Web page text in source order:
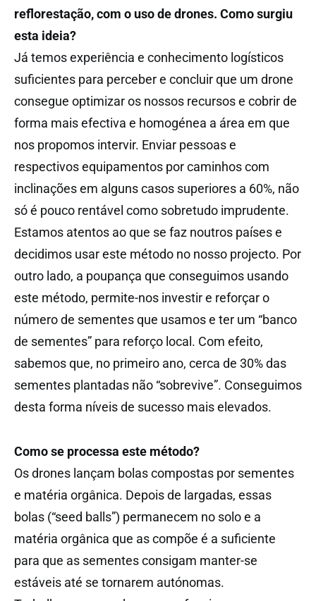
reflorestação, com o uso de drones. Como surgiu
esta ideia?
Já temos experiência e conhecimento logísticos
suficientes para perceber e concluir que um drone
consegue optimizar os nossos recursos e cobrir de
forma mais efectiva e homogénea a área em que
nos propomos intervir. Enviar pessoas e
respectivos equipamentos por caminhos com
inclinações em alguns casos superiores a 60%, não
só é pouco rentável como sobretudo imprudente.
Estamos atentos ao que se faz noutros países e
decidimos usar este método no nosso projecto. Por
outro lado, a poupança que conseguimos usando
este método, permite-nos investir e reforçar o
número de sementes que usamos e ter um “banco
de sementes” para reforço local. Com efeito,
sabemos que, no primeiro ano, cerca de 30% das
sementes plantadas não “sobrevive”. Conseguimos
desta forma níveis de sucesso mais elevados.
Como se processa este método?
Os drones lançam bolas compostas por sementes
e matéria orgânica. Depois de largadas, essas
bolas (“seed balls”) permanecem no solo e a
matéria orgânica que as compõe é a suficiente
para que as sementes consigam manter-se
estáveis até se tornarem autónomas.